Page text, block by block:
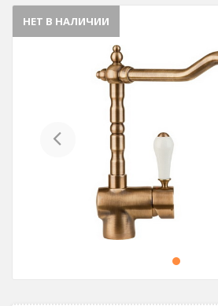
НЕТ В НАЛИЧИИ
Previous